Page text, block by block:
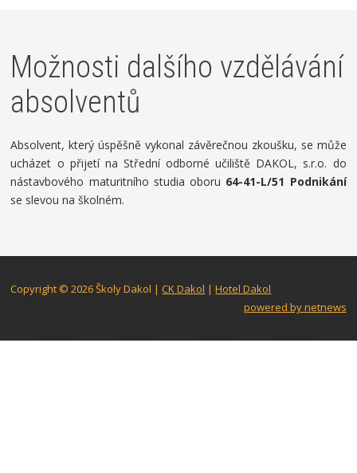
Možnosti dalšího vzdělávání
absolventů
Absolvent, který úspěšně vykonal závěrečnou zkoušku, se může
ucházet o přijetí na Střední odborné učiliště DAKOL, s.r.o. do
nástavbového maturitního studia oboru 64-41-L/51 Podnikání
se slevou na školném.
Copyright © 2026Školy Dakol |CK Dakol |Hotel Dakol
powered by netnews